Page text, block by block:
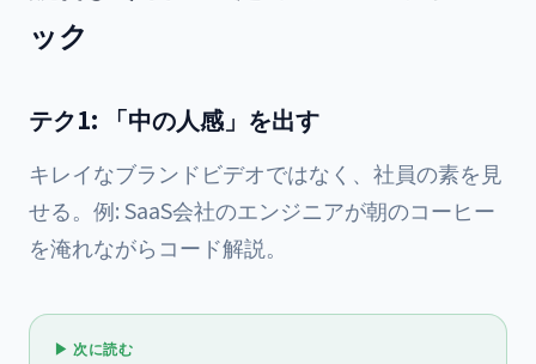
ック
テク1: 「中の人感」を出す
キレイなブランドビデオではなく、社員の素を見
せる。例: SaaS会社のエンジニアが朝のコーヒー
を淹れながらコード解説。
▶ 次に読む